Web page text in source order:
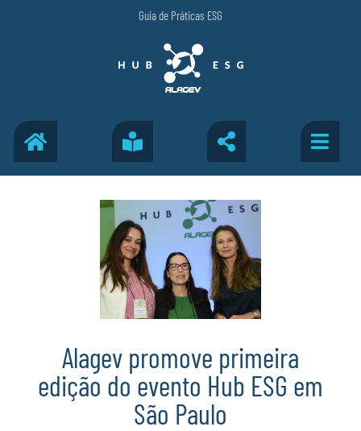
Guia de Práticas ESG
Alagev promove primeira
edição do evento Hub ESG em
São Paulo